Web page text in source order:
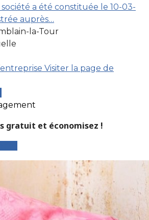
société a été constituée le 10-03-
auprès…
la-Tour
Visiter la page de
gratuit et économisez !